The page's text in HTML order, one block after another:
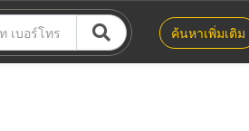
ค้นหาเพิ่มเติม